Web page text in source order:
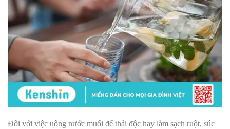
Đối với việc uống nước muối để thải độc hay làm sạch ruột, súc